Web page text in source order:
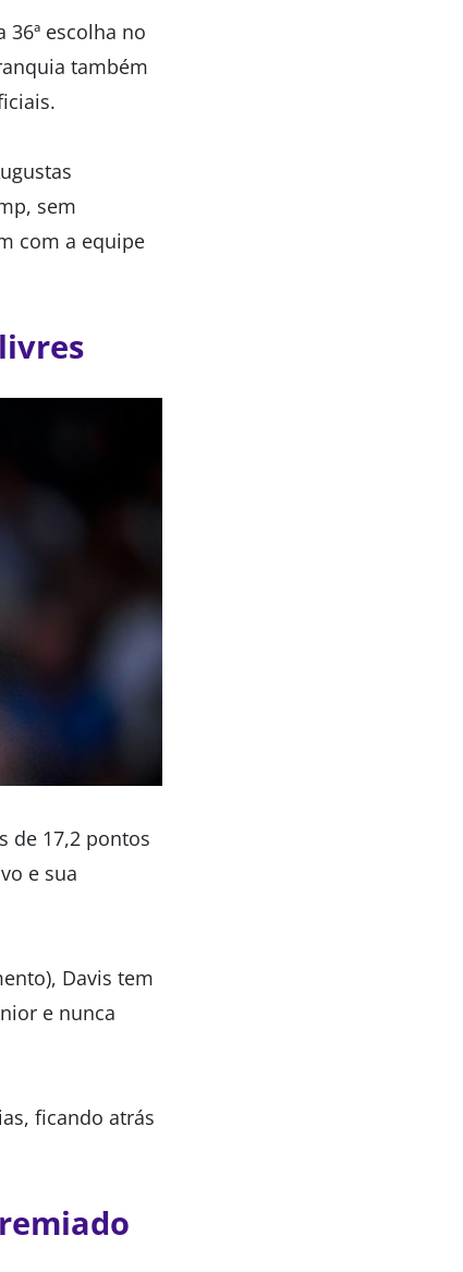
36ª escolha no
também
sem
com a equipe
de 17,2 pontos
e sua
Davis tem
e nunca
ficando atrás